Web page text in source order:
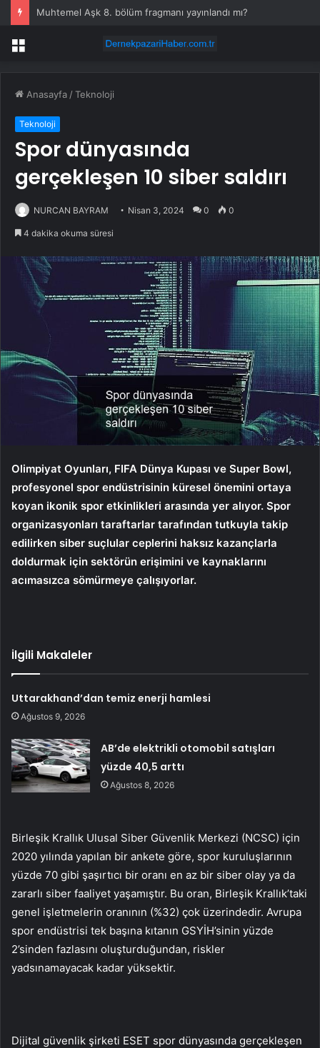
Muhtemel Aşk 8. bölüm fragmanı yayınlandı mı?
Menü
Anasayfa /Teknoloji
Teknoloji
Spor dünyasında
gerçekleşen 10 siber saldırı
NURCAN BAYRAM Nisan 3, 2024 0 0
4 dakika okuma süresi
Olimpiyat Oyunları, FIFA Dünya Kupası ve Super Bowl,
profesyonel spor endüstrisinin küresel önemini ortaya
koyan ikonik spor etkinlikleri arasında yer alıyor. Spor
organizasyonları taraftarlar tarafından tutkuyla takip
edilirken siber suçlular ceplerini haksız kazançlarla
doldurmak için sektörün erişimini ve kaynaklarını
acımasızca sömürmeye çalışıyorlar.
İlgili Makaleler
Uttarakhand’dan temiz enerji hamlesi
Ağustos 9, 2026
AB’de elektrikli otomobil satışları
yüzde 40,5 arttı
Ağustos 8, 2026
Birleşik Krallık Ulusal Siber Güvenlik Merkezi (NCSC) için
2020 yılında yapılan bir ankete göre, spor kuruluşlarının
yüzde 70 gibi şaşırtıcı bir oranı en az bir siber olay ya da
zararlı siber faaliyet yaşamıştır. Bu oran, Birleşik Krallık’taki
genel işletmelerin oranının (%32) çok üzerindedir. Avrupa
spor endüstrisi tek başına kıtanın GSYİH’sinin yüzde
2’sinden fazlasını oluşturduğundan, riskler
yadsınamayacak kadar yüksektir.
Dijital güvenlik şirketi ESET spor dünyasında gerçekleşen